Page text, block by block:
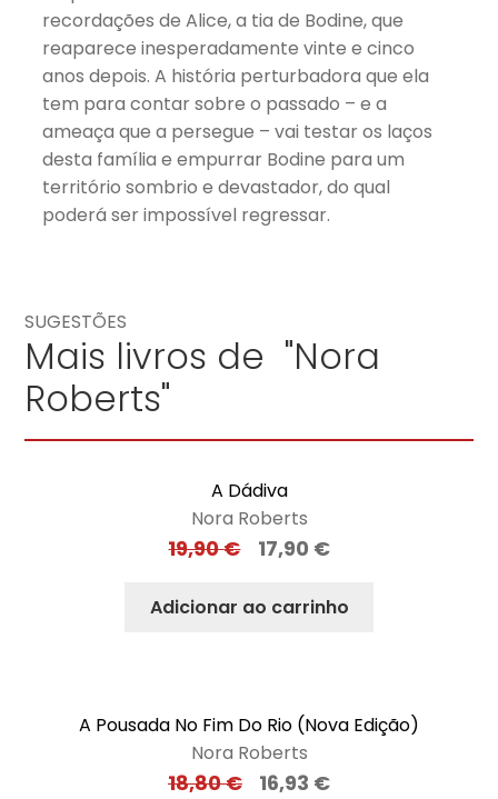
recordações de Alice, a tia de Bodine, que
reaparece inesperadamente vinte e cinco
anos depois. A história perturbadora que ela
tem para contar sobre o passado – e a
ameaça que a persegue – vai testar os laços
desta família e empurrar Bodine para um
território sombrio e devastador, do qual
poderá ser impossível regressar.
SUGESTÕES
Mais livros de "Nora
Roberts"
A Dádiva
Nora Roberts
19,90€ 17,90 €
Adicionar ao carrinho
A Pousada No Fim Do Rio (Nova Edição)
Nora Roberts
18,80€ 16,93 €